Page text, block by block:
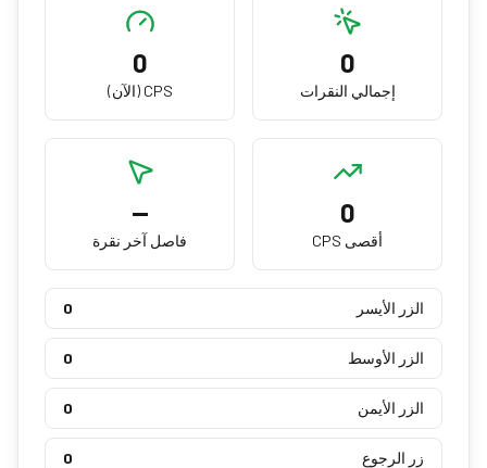
0
إجمالي النقرات
0
CPS (الآن)
0
أقصى CPS
—
فاصل آخر نقرة
الزر الأيسر 0
الزر الأوسط 0
الزر الأيمن 0
زر الرجوع 0